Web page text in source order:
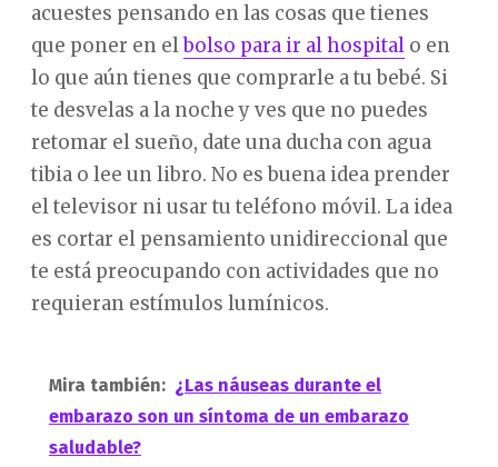
acuestes pensando en las cosas que tienes
que poner en elbolso para ir al hospitalo en
lo que aún tienes que comprarle a tu bebé. Si
te desvelas a la noche y ves que no puedes
retomar el sueño, date una ducha con agua
tibia o lee un libro. No es buena idea prender
el televisor ni usar tu teléfono móvil. La idea
es cortar el pensamiento unidireccional que
te está preocupando con actividades que no
requieran estímulos lumínicos.
Mira también: ¿Las náuseas durante el
embarazo son un síntoma de un embarazo
saludable?